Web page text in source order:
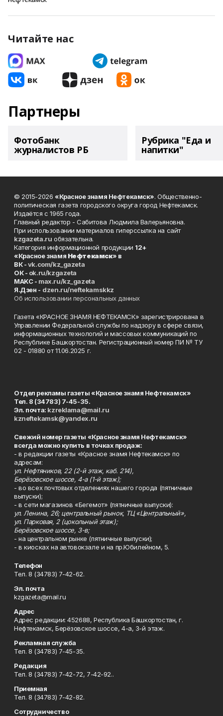
Читайте нас
Партнеры
Фотобанк
журналистов РБ
Рубрика "Еда и
напитки"
© 2015-2026 «Красное знамя Нефтекамск». Общественно-
политическая газета городского округа город Нефтекамск.
Издаётся с 1965 года.
Главный редактор - Сабитова Людмила Валерьяновна.
При использовании материалов гиперссылка на сайт
kzgazeta.ru обязательна.
Категория информационной продукции 12+
«Красное знамя Нефтекамск» в
ВК -vk.com/kz_gazeta
ОК - ok.ru/kzgazeta
MAKC - max.ru/kz_gazeta
Я.Дзен - dzen.ru/neftekamskkz
Об использовании персональных данных
Газета «КРАСНОЕ ЗНАМЯ НЕФТЕКАМСК» зарегистрирована в
Управлении Федеральной службы по надзору в сфере связи,
информационных технологий и массовых коммуникаций по
Республике Башкортостан. Регистрационный номер ПИ № ТУ
02 - 01880 от 11.06.2025 г.
Отдел рекламы газеты «Красное знамя Нефтекамск»
Тел. 8 (34783) 7-45-35.
Эл. почта: kzreklama@mail.ru
kzneftekamsk@yandex.ru
Свежий номер газеты «Красное знамя Нефтекамск»
всегда можно купить в точках продаж:
- в редакции газеты «Красное знамя Нефтекамск» по
адресам:
ул. Нефтяников, 22 (2-й этаж, каб. 214),
Берёзовское шоссе, 4-а (1-й этаж);
- во всех почтовых отделениях нашего города (пятничные
выпуски);
- в сети магазинов «Бегемот» (пятничные выпуски):
ул. Ленина, 26; центральный рынок, ТЦ «Центральный»,
ул. Парковая, 2 (цокольный этаж);
Берёзовское шоссе, 3-в;
- на центральном рынке (пятничные выпуски);
- в киосках на автовокзале и на пр.Юбилейном, 5.
Телефон
Тел. 8 (34783) 7-42-62.
Эл. почта
kzgazeta@mail.ru
Адрес
Адрес редакции: 452688, Республика Башкортостан, г.
Нефтекамск, Берёзовское шоссе, 4-а, 3-й этаж.
Рекламная служба
Тел. 8 (34783) 7-45-35.
Редакция
Тел. 8 (34783) 7-42-72, 7-42-92..
Приемная
Тел. 8 (34783) 7-42-82.
Сотрудничество